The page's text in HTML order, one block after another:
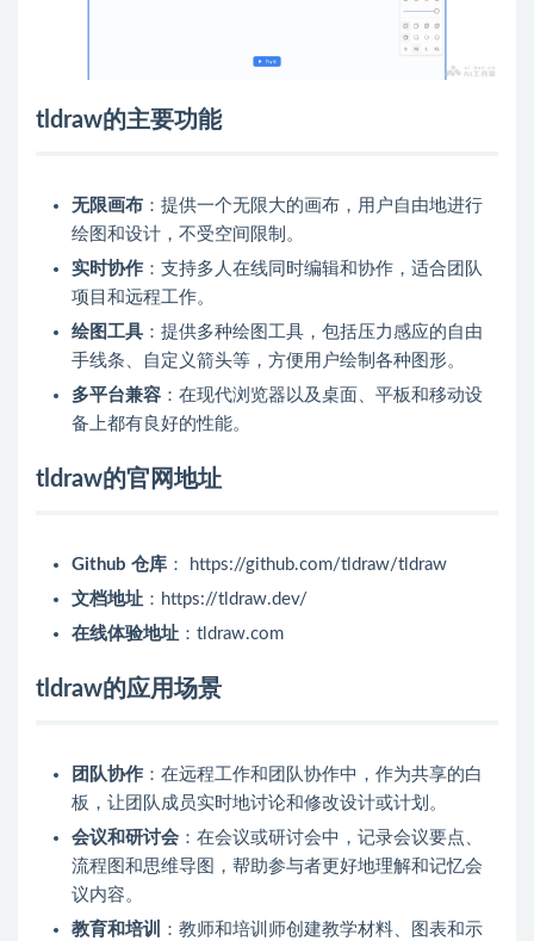
tldraw的主要功能
无限画布 ：提供一个无限大的画布，用户自由地进行
绘图和设计，不受空间限制。
实时协作 ：支持多人在线同时编辑和协作，适合团队
项目和远程工作。
绘图工具 ：提供多种绘图工具，包括压力感应的自由
手线条、自定义箭头等，方便用户绘制各种图形。
多平台兼容 ：在现代浏览器以及桌面、平板和移动设
备上都有良好的性能。
tldraw的官网地址
Github 仓库 ： https://github.com/tldraw/tldraw
文档地址 ：https://tldraw.dev/
在线体验地址 ：tldraw.com
tldraw的应用场景
团队协作 ：在远程工作和团队协作中，作为共享的白
板，让团队成员实时地讨论和修改设计或计划。
会议和研讨会 ：在会议或研讨会中，记录会议要点、
流程图和思维导图，帮助参与者更好地理解和记忆会
议内容。
教育和培训
：教师和培训师创建教学材料、图表和示